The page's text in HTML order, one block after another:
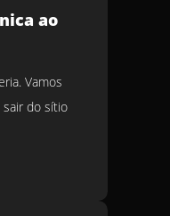
ao
Vamos
sair do sítio